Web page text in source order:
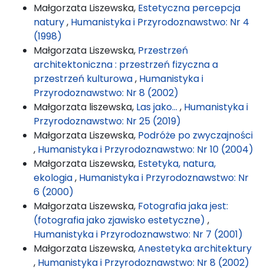
Małgorzata Liszewska, Estetyczna percepcja
natury, Humanistyka i Przyrodoznawstwo: Nr 4
(1998)
Małgorzata Liszewska, Przestrzeń
architektoniczna : przestrzeń fizyczna a
przestrzeń kulturowa, Humanistyka i
Przyrodoznawstwo: Nr 8 (2002)
Małgorzata liszewska, Las jako... , Humanistyka i
Przyrodoznawstwo: Nr 25 (2019)
Małgorzata Liszewska, Podróże po zwyczajności
, Humanistyka i Przyrodoznawstwo: Nr 10 (2004)
Małgorzata Liszewska, Estetyka, natura,
ekologia, Humanistyka i Przyrodoznawstwo: Nr
6 (2000)
Małgorzata Liszewska, Fotografia jaka jest:
(fotografia jako zjawisko estetyczne) ,
Humanistyka i Przyrodoznawstwo: Nr 7 (2001)
Małgorzata Liszewska,Anestetyka architektury
, Humanistyka i Przyrodoznawstwo: Nr 8 (2002)